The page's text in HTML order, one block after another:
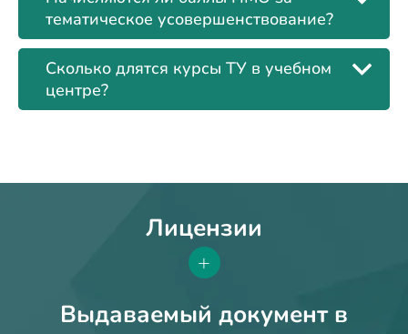
тематическое усовершенствование?
Сколько длятся курсы ТУ в учебном
центре?
Лицензии
+
Выдаваемый документ в